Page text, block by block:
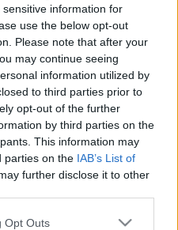
information for
use the below opt-out
Please note that after your
may continue seeing
information utilized by
to third parties prior to
opt-out of the further
by third parties on the
This information may
parties on the IAB’s List of
further disclose it to other
uses one or more Google
Opt Outs
tanácsok
másféle elvárásai
mint egy pasinak. A
kinézete, a „trendi”
is illenek a
hiszen kismillió